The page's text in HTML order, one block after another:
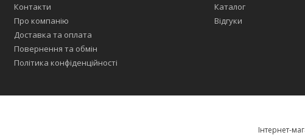
Контакти
Про компанію
Доставка та оплата
Повернення та обмін
Політика конфіденційності
Каталог
Відгуки